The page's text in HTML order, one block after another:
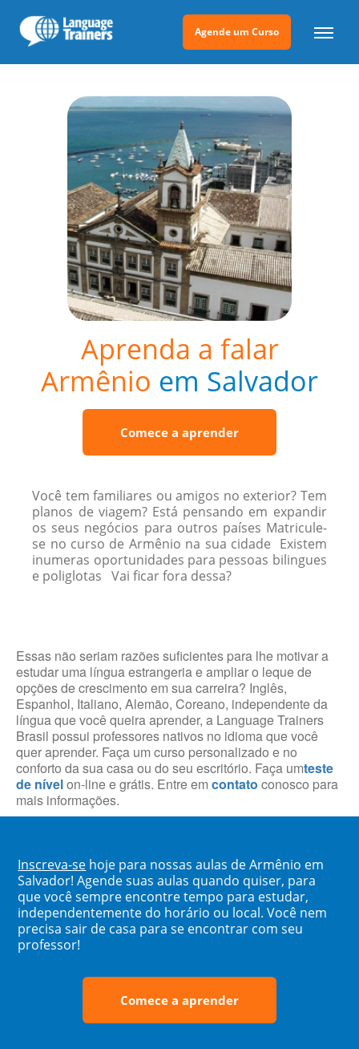
Agende um Curso
Aprenda a falar
Armênio em Salvador
Comece a aprender
Você tem familiares ou amigos no exterior? Tem
planos de viagem? Está pensando em expandir
os seus negócios para outros países Matricule-
se no curso de Armênio na sua cidade Existem
inumeras oportunidades para pessoas bilingues
e poliglotas Vai ficar fora dessa?
Essas não seriam razões suficientes para lhe motivar a
estudar uma língua estrangeria e ampliar o leque de
opções de crescimento em sua carreira? Inglês,
Espanhol, Italiano, Alemão, Coreano, independente da
língua que você queira aprender, a Language Trainers
Brasil possui professores nativos no idioma que você
quer aprender. Faça um curso personalizado e no
conforto da sua casa ou do seu escritório. Faça umteste
de nívelon-line e grátis. Entre em contato conosco para
mais informações.
Inscreva-se hoje para nossas aulas de Armênio em
Salvador! Agende suas aulas quando quiser, para
que você sempre encontre tempo para estudar,
independentemente do horário ou local. Você nem
precisa sair de casa para se encontrar com seu
professor!
Comece a aprender